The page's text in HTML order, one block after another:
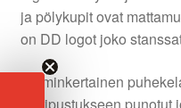
ja pölykupit ovat
on DD logot joko
Kolminkertainen